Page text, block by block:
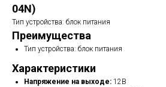
04N)
Тип устройства: блок питания
Преимущества
Тип устройства: блок питания
Характеристики
Напряжение на выходе: 12В